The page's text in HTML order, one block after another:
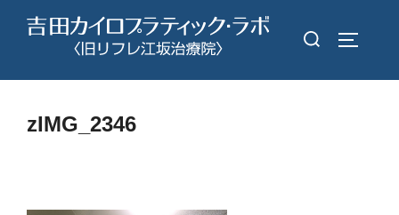
検
対
zIMG_2346